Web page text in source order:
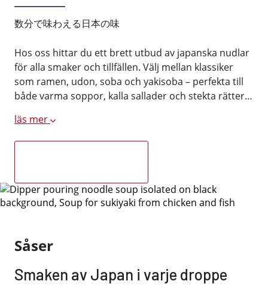
数分で味わえる日本の味
Hos oss hittar du ett brett utbud av japanska nudlar
för alla smaker och tillfällen. Välj mellan klassiker
som ramen, udon, soba och yakisoba – perfekta till
både varma soppor, kalla sallader och stekta rätter…
läs mer
Såser
Smaken av Japan i varje droppe